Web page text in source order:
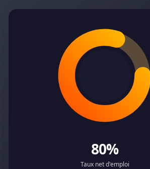
80%
Taux net d'emploi